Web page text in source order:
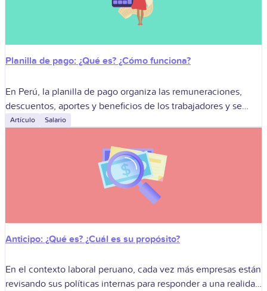
Planilla de pago: ¿Qué es? ¿Cómo funciona?
En Perú, la planilla de pago organiza las remuneraciones,
descuentos, aportes y beneficios de los trabajadores y se
relaciona con la planilla electrónica administrada por la
Artículo Salario
Anticipo: ¿Qué es? ¿Cuál es su propósito?
En el contexto laboral peruano, cada vez más empresas están
revisando sus políticas internas para responder a una realidad